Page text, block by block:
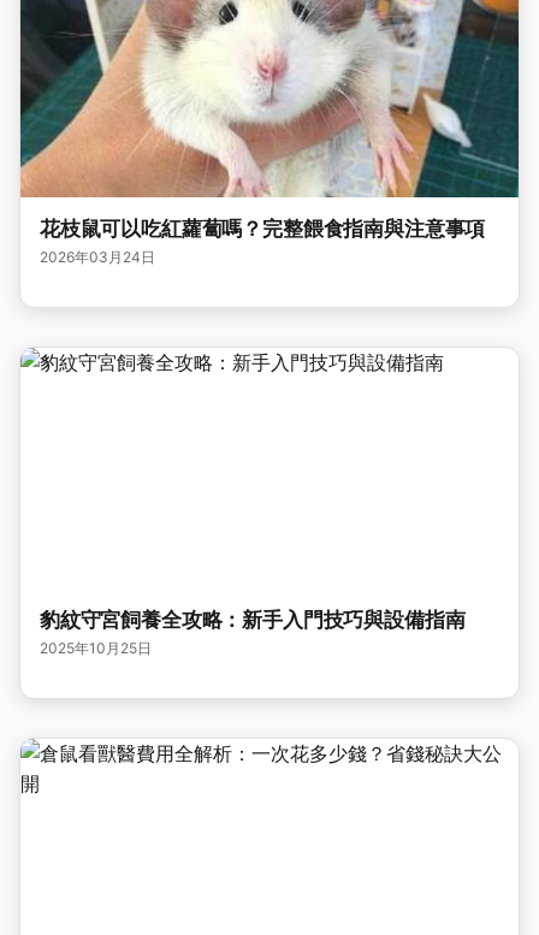
花枝鼠可以吃紅蘿蔔嗎？完整餵食指南與注意事項
2026年03月24日
豹紋守宮飼養全攻略：新手入門技巧與設備指南
2025年10月25日